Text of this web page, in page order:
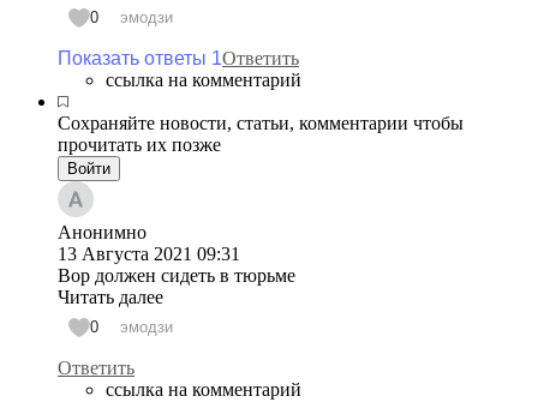
0 эмодзи
Показать ответы 1Ответить
ссылка на комментарий
Сохраняйте новости, статьи, комментарии чтобы
прочитать их позже
Войти
Анонимно
13 Августа 2021 09:31
Вор должен сидеть в тюрьме
Читать далее
0 эмодзи
Ответить
ссылка на комментарий